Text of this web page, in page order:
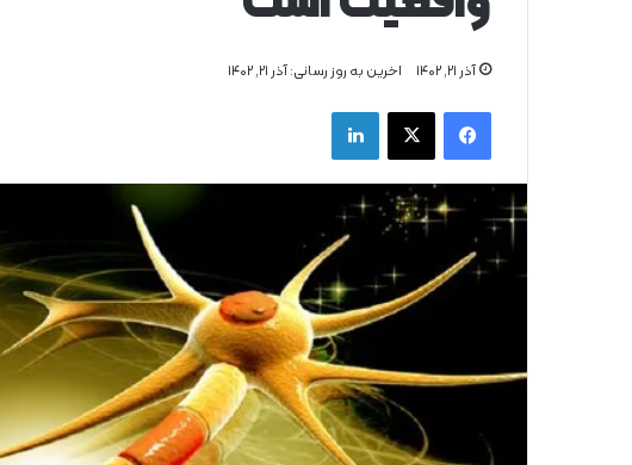
آذر ۲۱, ۱۴۰۲ اخرین به روز رسانی: آذر ۲۱, ۱۴۰۲
فیس بوک